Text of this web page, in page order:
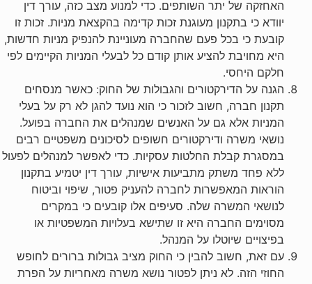
האחזקה של יתר השותפים. כדי למנוע מצב כזה, עורך דין
יוודא כי בתקנון מעוגנת זכות קדימה בהקצאת מניות. זכות זו
קובעת כי בכל פעם שהחברה מעוניינת להנפיק מניות חדשות,
היא מחויבת להציע אותן קודם כל לבעלי המניות הקיימים לפי
חלקם היחסי.
הגנה על הדירקטורים והגבולות של החוק: כאשר מנסחים
תקנון חברה, חשוב לזכור כי הוא נועד להגן לא רק על בעלי
המניות אלא גם על האנשים שמנהלים את החברה בפועל.
נושאי משרה ודירקטורים חשופים לסיכונים משפטיים רבים
במסגרת קבלת החלטות עסקיות. כדי לאפשר למנהלים לפעול
ללא פחד משתק מתביעות אישיות, עורך דין יטמיע בתקנון
הוראות המאפשרות לחברה להעניק פטור, שיפוי וביטוח
לנושאי המשרה שלה. סעיפים אלו קובעים כי במקרים
מסוימים החברה היא זו שתישא בעלויות המשפטיות או
בפיצויים שיוטלו על המנהל.
עם זאת, חשוב להבין כי החוק מציב גבולות ברורים לחופש
החוזי הזה. לא ניתן לפטור נושא משרה מאחריות על הפרת